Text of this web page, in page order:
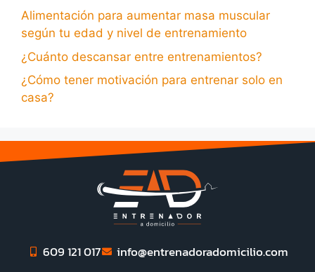
Alimentación para aumentar masa muscular
según tu edad y nivel de entrenamiento
¿Cuánto descansar entre entrenamientos?
¿Cómo tener motivación para entrenar solo en
casa?
609 121 017 info@entrenadoradomicilio.com